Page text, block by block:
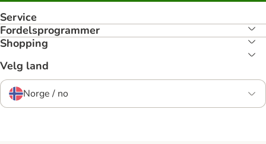
Service
Fordelsprogrammer
Shopping
Velg land
Norge / no